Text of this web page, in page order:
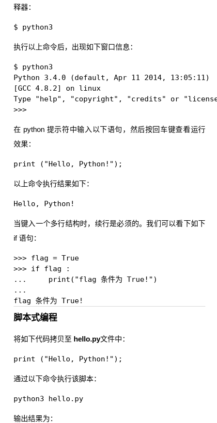
释器：
执行以上命令后，出现如下窗口信息：
$ python3
Python 3.4.0 (default, Apr 11 2014, 13:05:11)
[GCC 4.8.2] on linux
Type "help", "copyright", "credits" or
在 python 提示符中输入以下语句，然后按回车键查看运行
效果：
以上命令执行结果如下：
当键入一个多行结构时，续行是必须的。我们可以看下如下
if 语句：
>>> flag = True
>>> if flag :
...     print("flag 条件为 True!")
...
脚本式编程
将如下代码拷贝至 hello.py文件中：
通过以下命令执行该脚本：
输出结果为：